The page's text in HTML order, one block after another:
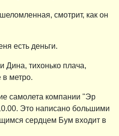
смотрит, как он
есть деньги.
Дина, тихонько плача,
в метро.
самолета компании "Эр
Это написано большими
сердцем Бум входит в